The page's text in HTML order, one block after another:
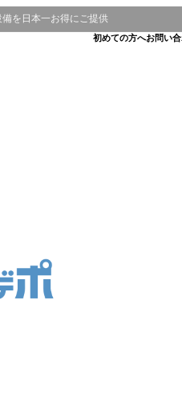
を日本一お得にご提供
初めての方へお問い